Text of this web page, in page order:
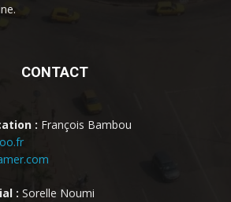
CONTACT
: François Bambou
: Sorelle Noumi